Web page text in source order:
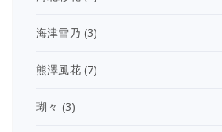
海津雪乃 (3)
熊澤風花(7)
瑚々 (3)